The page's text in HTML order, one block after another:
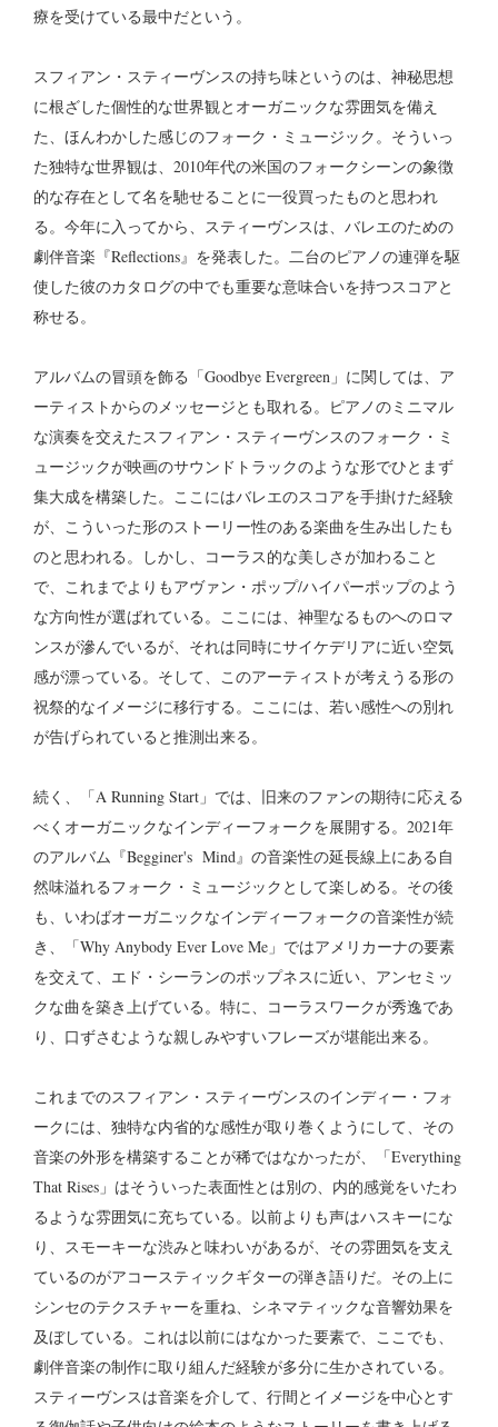
療を受けている最中だという。
スフィアン・スティーヴンスの持ち味というのは、神秘思想
に根ざした個性的な世界観とオーガニックな雰囲気を備え
た、ほんわかした感じのフォーク・ミュージック。そういっ
た独特な世界観は、2010年代の米国のフォークシーンの象徴
的な存在として名を馳せることに一役買ったものと思われ
る。今年に入ってから、スティーヴンスは、バレエのための
劇伴音楽『Reflections』を発表した。二台のピアノの連弾を駆
使した彼のカタログの中でも重要な意味合いを持つスコアと
称せる。
アルバムの冒頭を飾る「Goodbye Evergreen」に関しては、ア
ーティストからのメッセージとも取れる。ピアノのミニマル
な演奏を交えたスフィアン・スティーヴンスのフォーク・ミ
ュージックが映画のサウンドトラックのような形でひとまず
集大成を構築した。ここにはバレエのスコアを手掛けた経験
が、こういった形のストーリー性のある楽曲を生み出したも
のと思われる。しかし、コーラス的な美しさが加わること
で、これまでよりもアヴァン・ポップ/ハイパーポップのよう
な方向性が選ばれている。ここには、神聖なるものへのロマ
ンスが滲んでいるが、それは同時にサイケデリアに近い空気
感が漂っている。そして、このアーティストが考えうる形の
祝祭的なイメージに移行する。ここには、若い感性への別れ
が告げられていると推測出来る。
続く、「A Running Start」では、旧来のファンの期待に応える
べくオーガニックなインディーフォークを展開する。2021年
のアルバム『Begginer's Mind』の音楽性の延長線上にある自
然味溢れるフォーク・ミュージックとして楽しめる。その後
も、いわばオーガニックなインディーフォークの音楽性が続
き、「Why Anybody Ever Love Me」ではアメリカーナの要素
を交えて、エド・シーランのポップネスに近い、アンセミッ
クな曲を築き上げている。特に、コーラスワークが秀逸であ
り、口ずさむような親しみやすいフレーズが堪能出来る。
これまでのスフィアン・スティーヴンスのインディー・フォ
ークには、独特な内省的な感性が取り巻くようにして、その
音楽の外形を構築することが稀ではなかったが、「Everything
That Rises」はそういった表面性とは別の、内的感覚をいたわ
るような雰囲気に充ちている。以前よりも声はハスキーにな
り、スモーキーな渋みと味わいがあるが、その雰囲気を支え
ているのがアコースティックギターの弾き語りだ。その上に
シンセのテクスチャーを重ね、シネマティックな音響効果を
及ぼしている。これは以前にはなかった要素で、ここでも、
劇伴音楽の制作に取り組んだ経験が多分に生かされている。
スティーヴンスは音楽を介して、行間とイメージを中心とす